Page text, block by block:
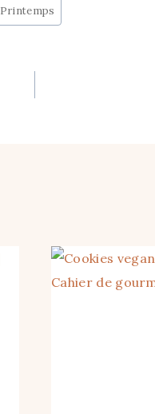
Printemps